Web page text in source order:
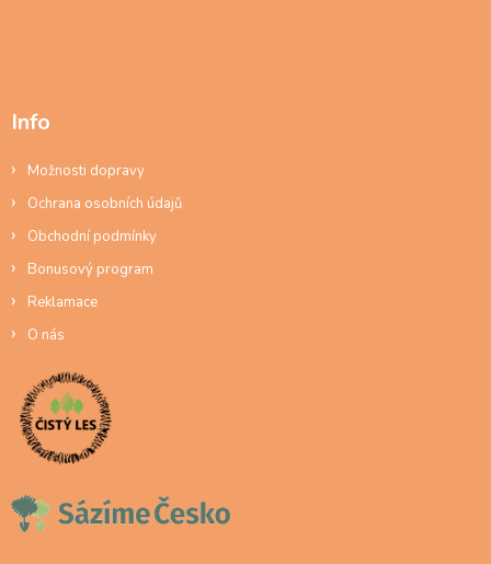
Info
Možnosti dopravy
Ochrana osobních údajů
Obchodní podmínky
Bonusový program
Reklamace
O nás